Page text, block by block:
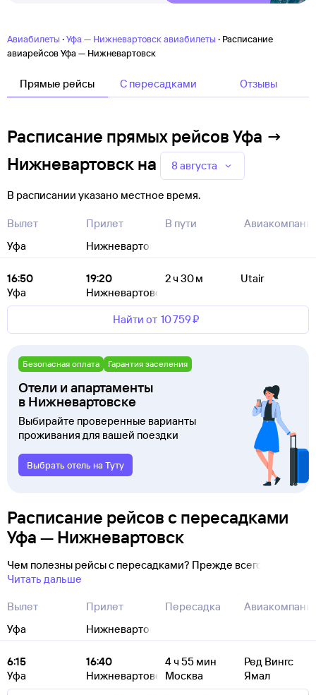
Авиабилеты ·Уфа — Нижневартовск авиабилеты · Расписание
авиарейсов Уфа — Нижневартовск
Прямые рейсы C пересадками Отзывы
Расписание прямых рейсов Уфа →
Нижневартовск на 8 августа
В расписании указано местное время.
Вылет
Уфа
Прилет
Нижневартовск
В пути
16:50
Уфа
19:20
Нижневартовск
2 ч 30 м Utair
Найти от 10 ⁠759 ⁠₽
Безопасная оплата Гарантия заселения
Отели и апартаменты
в Нижневартовске
Выбирайте проверенные варианты
проживания для вашей поездки
Выбрать отель на Туту
Расписание рейсов с пересадками
Уфа — Нижневартовск
Чем полезны рейсы с пересадками? Прежде всего
Читать дальше
Вылет
Уфа
Прилет
Нижневартовск
Пересадка
6:15
Уфа
16:40
Нижневартовск
4ч 55 мин
Москва
Ред Вингс
Ямал